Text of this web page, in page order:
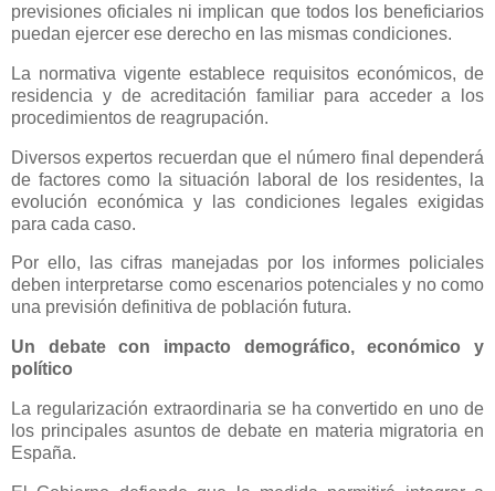
previsiones oficiales ni implican que todos los beneficiarios
puedan ejercer ese derecho en las mismas condiciones.
La normativa vigente establece requisitos económicos, de
residencia y de acreditación familiar para acceder a los
procedimientos de reagrupación.
Diversos expertos recuerdan que el número final dependerá
de factores como la situación laboral de los residentes, la
evolución económica y las condiciones legales exigidas
para cada caso.
Por ello, las cifras manejadas por los informes policiales
deben interpretarse como escenarios potenciales y no como
una previsión definitiva de población futura.
Un debate con impacto demográfico, económico y
político
La regularización extraordinaria se ha convertido en uno de
los principales asuntos de debate en materia migratoria en
España.